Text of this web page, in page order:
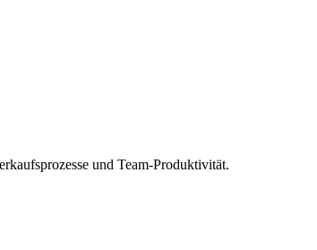
und Team-Produktivität.